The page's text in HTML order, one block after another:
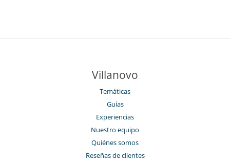
Villanovo
Temáticas
Guías
Experiencias
Nuestro equipo
Quiénes somos
Reseñas de clientes